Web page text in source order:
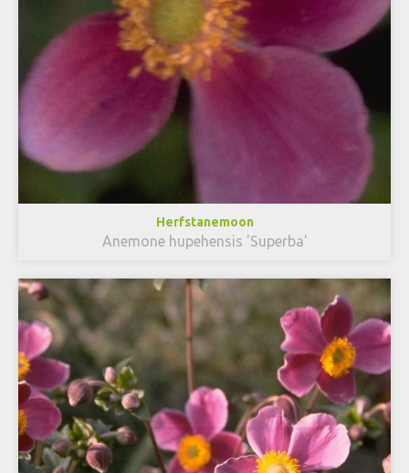
Herfstanemoon
Anemone hupehensis 'Superba'